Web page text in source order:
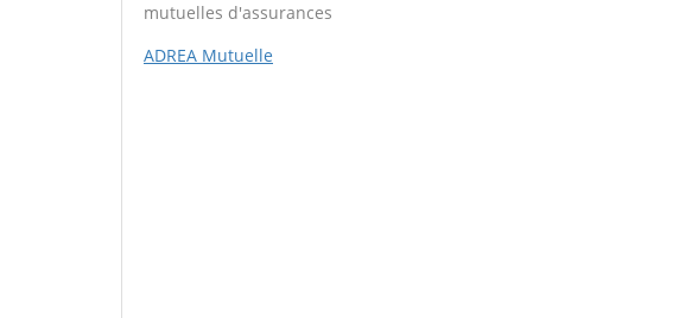
mutuelles d'assurances
ADREA Mutuelle